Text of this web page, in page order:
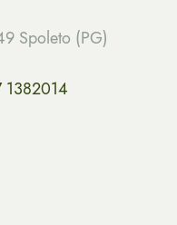
Spoleto (PG)